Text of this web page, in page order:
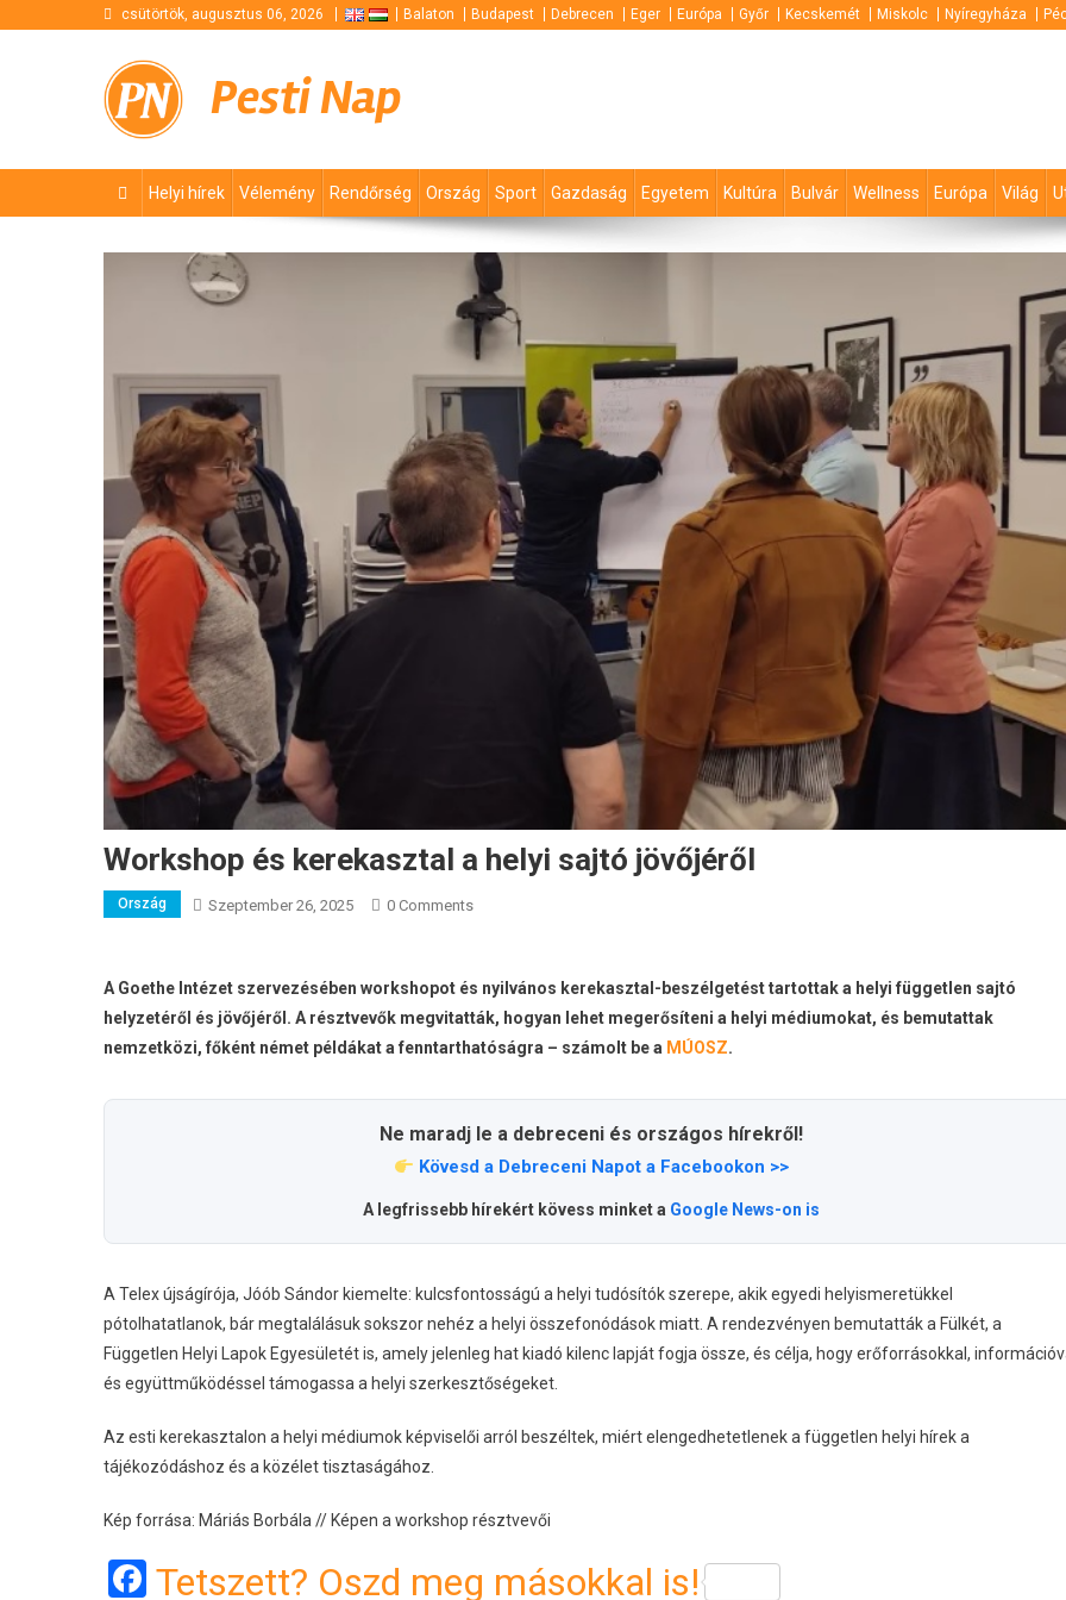
csütörtök, augusztus 06, 2026 Balaton Budapest Debrecen Eger Európa Győr Kecskemét Miskolc Nyíregyháza
Pesti Nap
Helyi hírek Vélemény Rendőrség Ország Sport Gazdaság Egyetem Kultúra Bulvár Wellness Európa Világ
Workshop és kerekasztal a helyi sajtó jövőjéről
Ország Szeptember 26, 2025 0 Comments
A Goethe Intézet szervezésében workshopot és nyilvános kerekasztal-beszélgetést tartottak a helyi független sajtó
helyzetéről és jövőjéről. A résztvevők megvitatták, hogyan lehet megerősíteni a helyi médiumokat, és bemutattak
nemzetközi, főként német példákat a fenntarthatóságra – számolt be a MÚOSZ.
Ne maradj le a debreceni és országos hírekről!
Kövesd a Debreceni Napot a Facebookon >>
A legfrissebb hírekért kövess minket a Google News-on is
A Telex újságírója, Jóób Sándor kiemelte: kulcsfontosságú a helyi tudósítók szerepe, akik egyedi helyismeretükkel
pótolhatatlanok, bár megtalálásuk sokszor nehéz a helyi összefonódások miatt. A rendezvényen bemutatták a Fülkét, a
Független Helyi Lapok Egyesületét is, amely jelenleg hat kiadó kilenc lapját fogja össze, és célja, hogy erőforrásokkal,
és együttműködéssel támogassa a helyi szerkesztőségeket.
Az esti kerekasztalon a helyi médiumok képviselői arról beszéltek, miért elengedhetetlenek a független helyi hírek a
tájékozódáshoz és a közélet tisztaságához.
Kép forrása: Máriás Borbála // Képen a workshop résztvevői
Facebook
Tetszett? Oszd meg másokkal is!